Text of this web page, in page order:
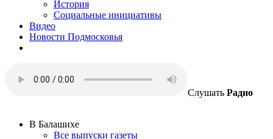
История
Социальные инициативы
Видео
Новости Подмосковья
Слушать Радио
В Балашихе
Все выпуски газеты